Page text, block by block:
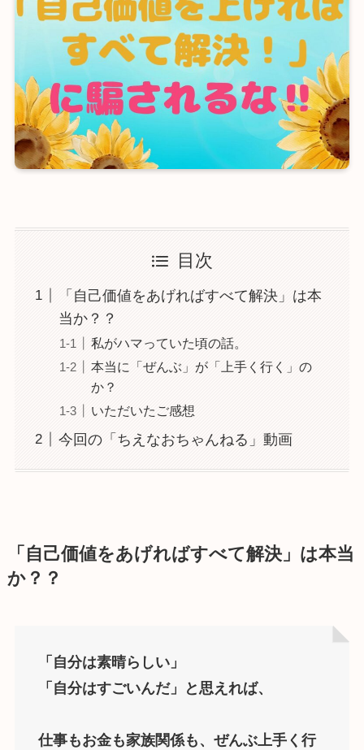
目次
「自己価値をあげればすべて解決」は本
当か？？
私がハマっていた頃の話。
本当に「ぜんぶ」が「上手く行く」の
か？
いただいたご感想
今回の「ちえなおちゃんねる」動画
「自己価値をあげればすべて解決」は本当
か？？
「自分は素晴らしい」
「自分はすごいんだ」と思えれば、
仕事もお金も家族関係も、ぜんぶ上手く行